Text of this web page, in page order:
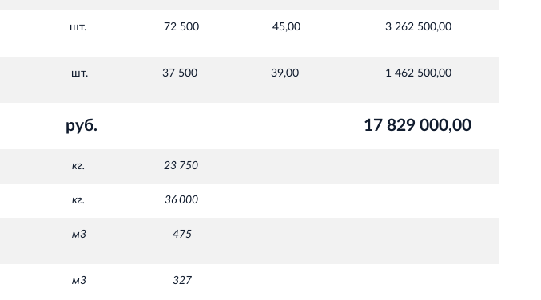
шт. 72 500 45,00 3 262 500,00
шт. 37 500 39,00 1 462 500,00
руб. 17 829 000,00
кг. 23 750
кг. 36 000
м3 475
м3 327